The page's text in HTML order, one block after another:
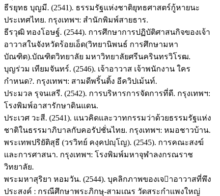
ธีรยุทธ บุญมี. (2541). ธรรมรัฐแห่งชาติยุทธศาสตร์กู้หายนะ
ประเทศไทย. กรุงเทพฯ: สำนักพิมพ์สายธาร.
ธีรวุฒิ ทองโอษฐ์. (2544). การศึกษาการปฏิบัติศาสนกิจของเจ้า
อาวาสในจังหวัดร้อยเอ็ด(วิทยานิพนธ์ การศึกษามหา
บัณฑิต).บัณฑิตวิทยาลัย มหาวิทยาลัยศรีนครินทรวิโรฒ.
บุญร่วม เทียมจันทร์. (2546). เจ้าอาวาส เจ้าพนักงาน ใคร
กำหนด?. กรุงเทพฯ: สามดีพริ้นติ้ง อีควิปเม้นท์.
ประมวล รุจนเสรี. (2542). การบริหารการจัดการที่ดี. กรุงเทพฯ:
โรงพิมพ์อาสารักษาดินแดน.
ประเวศ วะสี. (2541). แนวคิดและวาทกรรมว่าด้วยธรรมรัฐแห่ง
ชาติในธรรมาภิบาลกับคอรัปชั่นไทย. กรุงเทพฯ: หมอชาวบ้าน.
พระเทพปริยัติสุธี (วรวิทย์ คงฺคปญฺโญ). (2545). การคณะสงฆ์
และการศาสนา. กรุงเทพฯ: โรงพิมพ์มหาจุฬาลงกรณราช
วิทยาลัย.
พระมหาสุริยา หอมวัน. (2544). บุคลิกภาพของเจาอาวาสที่พึง
ประสงค์ : กรณีศึกษาพระภิกษุ-สามเณร วัดสระกำแพงใหญ่